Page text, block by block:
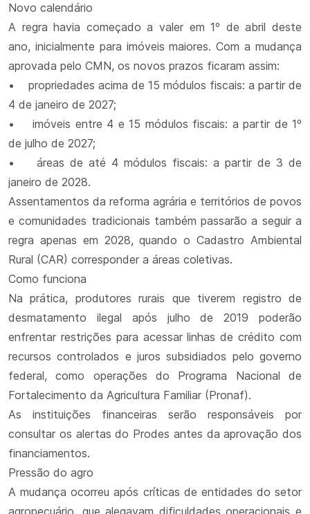
Novo calendário
A regra havia começado a valer em 1º de abril deste
ano, inicialmente para imóveis maiores. Com a mudança
aprovada pelo CMN, os novos prazos ficaram assim:
• propriedades acima de 15 módulos fiscais: a partir de
4 de janeiro de 2027;
• imóveis entre 4 e 15 módulos fiscais: a partir de 1º
de julho de 2027;
• áreas de até 4 módulos fiscais: a partir de 3 de
janeiro de 2028.
Assentamentos da reforma agrária e territórios de povos
e comunidades tradicionais também passarão a seguir a
regra apenas em 2028, quando o Cadastro Ambiental
Rural (CAR) corresponder a áreas coletivas.
Como funciona
Na prática, produtores rurais que tiverem registro de
desmatamento ilegal após julho de 2019 poderão
enfrentar restrições para acessar linhas de crédito com
recursos controlados e juros subsidiados pelo governo
federal, como operações do Programa Nacional de
Fortalecimento da Agricultura Familiar (Pronaf).
As instituições financeiras serão responsáveis por
consultar os alertas do Prodes antes da aprovação dos
financiamentos.
Pressão do agro
A mudança ocorreu após críticas de entidades do setor
agropecuário, que alegavam dificuldades operacionais e